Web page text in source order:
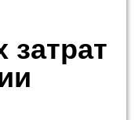
затрат